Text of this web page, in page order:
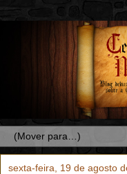
sexta-feira, 19 de agosto